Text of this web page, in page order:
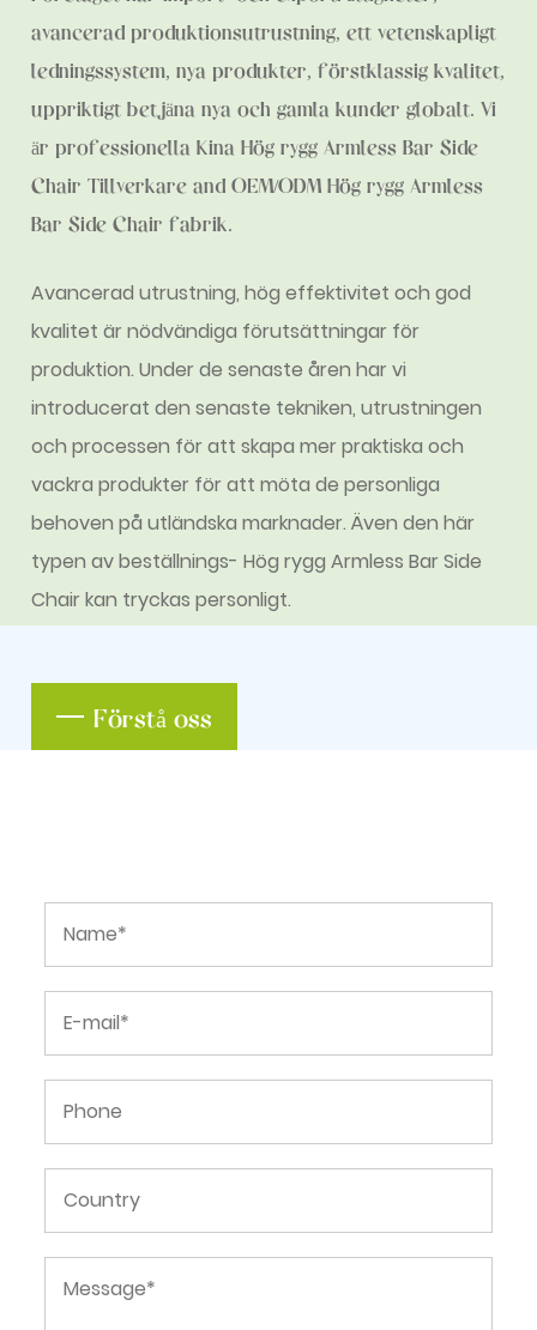
avancerad produktionsutrustning, ett vetenskapligt
ledningssystem, nya produkter, förstklassig kvalitet,
uppriktigt betjäna nya och gamla kunder globalt. Vi
är professionellaKina Hög rygg Armless Bar Side
Chair Tillverkare andOEM/ODM Hög rygg Armless
Bar Side Chair fabrik.
Avancerad utrustning, hög effektivitet och god
kvalitet är nödvändiga förutsättningar för
produktion. Under de senaste åren har vi
introducerat den senaste tekniken, utrustningen
och processen för att skapa mer praktiska och
vackra produkter för att möta de personliga
behoven på utländska marknader. Även den här
typen avbeställnings- Hög rygg Armless Bar Side
Chair kan tryckas personligt.
Förstå oss